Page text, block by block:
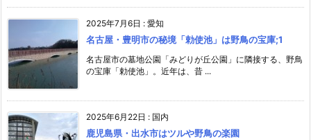
2025年7月6日 : 愛知
名古屋・豊明市の秘境「勅使池」は野鳥の宝庫;1
名古屋市の墓地公園「みどりが丘公園」に隣接する、野鳥
の宝庫「勅使池」。近年は、昔 ...
2025年6月22日 : 国内
鹿児島県・出水市はツルや野鳥の楽園